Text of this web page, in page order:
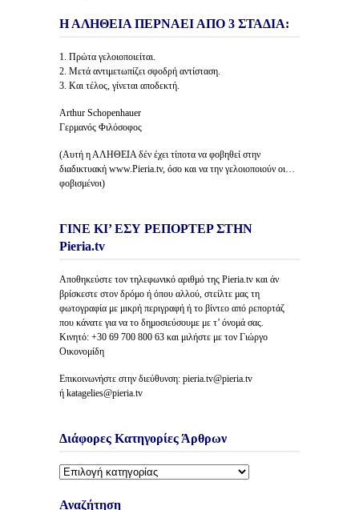
Η ΑΛΗΘΕΙΑ ΠΕΡΝΑΕΙ ΑΠΟ 3 ΣΤΑΔΙΑ:
1. Πρώτα γελοιοποιείται.
2. Μετά αντιμετωπίζει σφοδρή αντίσταση.
3. Και τέλος, γίνεται αποδεκτή.
Arthur Schopenhauer
Γερμανός Φιλόσοφος
(Αυτή η ΑΛΗΘΕΙΑ δέν έχει τίποτα να φοβηθεί στην
διαδικτυακή www.Pieria.tv, όσο και να την γελοιοποιούν οι…
φοβισμένοι)
ΓΙΝΕ ΚΙ’ ΕΣΥ ΡΕΠΟΡΤΕΡ ΣΤΗΝ
Pieria.tv
Αποθηκεύστε τον τηλεφωνικό αριθμό της Pieria.tv και άν
βρίσκεστε στον δρόμο ή όπου αλλού, στείλτε μας τη
φωτογραφία με μικρή περιγραφή ή το βίντεο από ρεπορτάζ
που κάνατε για να το δημοσιεύσουμε με τ’ όνομά σας.
Κινητό: +30 69 700 800 63 και μιλήστε με τον Γιώργο
Οικονομίδη
Επικοινωνήστε στην διεύθυνση: pieria.tv@pieria.tv
ή katagelies@pieria.tv
Διάφορες Κατηγορίες Άρθρων
Διάφορες
Άρθρων
Αναζήτηση